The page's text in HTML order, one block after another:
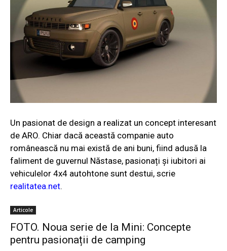
Un pasionat de design a realizat un concept interesant
de ARO. Chiar dacă această companie auto
românească nu mai există de ani buni, fiind adusă la
faliment de guvernul Năstase, pasionați și iubitori ai
vehiculelor 4x4 autohtone sunt destui, scrie
realitatea.net.
Articole
FOTO. Noua serie de la Mini: Concepte
pentru pasionații de camping